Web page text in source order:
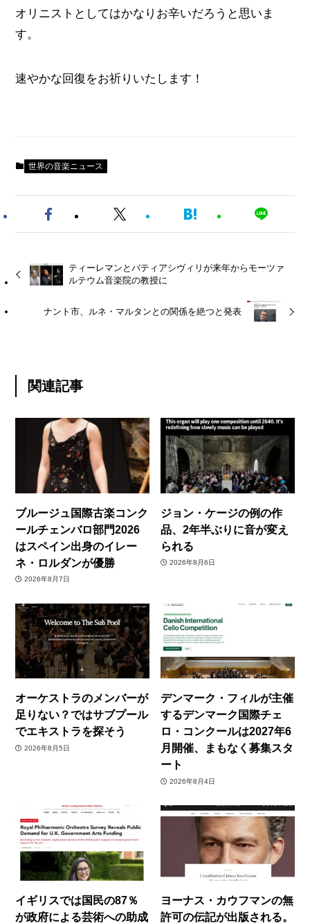
オリニストとしてはかなりお辛いだろうと思いま
す。
速やかな回復をお祈りいたします！
世界の音楽ニュース
ティーレマンとバティアシヴィリが来年からモーツァ
ルテウム音楽院の教授に
ナント市、ルネ・マルタンとの関係を絶つと発表
関連記事
ブルージュ国際古楽コンク
ールチェンバロ部門2026
はスペイン出身のイレー
ネ・ロルダンが優勝
2026年8月7日
ジョン・ケージの例の作
品、2年半ぶりに音が変え
られる
2026年8月6日
オーケストラのメンバーが
足りない？ではサブプール
でエキストラを探そう
2026年8月5日
デンマーク・フィルが主催
するデンマーク国際チェ
ロ・コンクールは2027年6
月開催、まもなく募集スタ
ート
2026年8月4日
イギリスでは国民の87％
が政府による芸術への助成
ヨーナス・カウフマンの無
許可の伝記が出版される。